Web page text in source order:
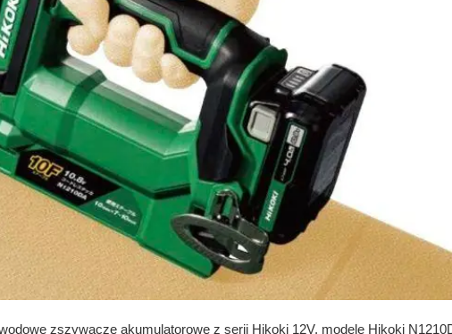
zszywacze akumulatorowe z serii Hikoki 12V, modele Hikoki